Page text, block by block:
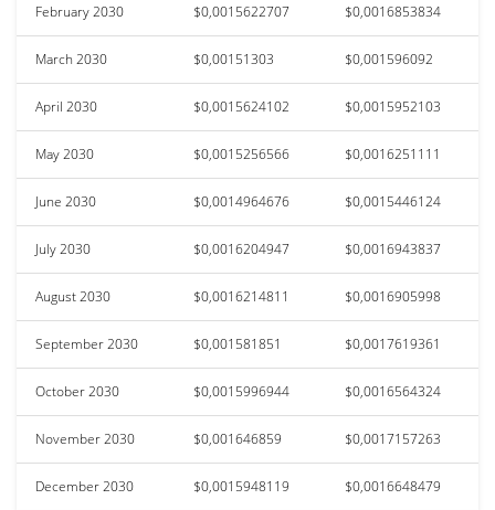
February 2030 $0,0015622707 $0,0016853834
March 2030 $0,00151303 $0,001596092
April 2030 $0,0015624102 $0,0015952103
May 2030 $0,0015256566 $0,0016251111
June 2030 $0,0014964676 $0,0015446124
July 2030 $0,0016204947 $0,0016943837
August 2030 $0,0016214811 $0,0016905998
September 2030 $0,001581851 $0,0017619361
October 2030 $0,0015996944 $0,0016564324
November 2030 $0,001646859 $0,0017157263
December 2030 $0,0015948119 $0,0016648479